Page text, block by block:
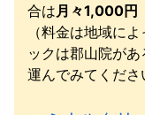
合は 月々1,000円
（料金は地域に
ックは郡山院が
運んでみてくださ